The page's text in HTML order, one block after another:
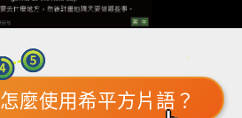
怎麼使用希平方片語？